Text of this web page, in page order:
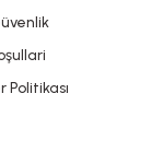
Politikası